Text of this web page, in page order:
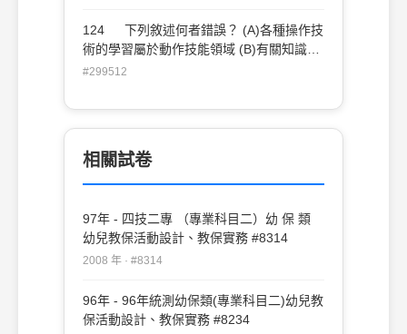
124 下列敘述何者錯誤？ (A)各種操作技
術的學習屬於動作技能領域 (B)有關知識概
念的學習屬於情意領域 (C)有關情意、習
概念的學習屬於認知領域。
#299512
相關試卷
97年 - 四技二專 （專業科目二）幼 保 類
幼兒教保活動設計、教保實務 #8314
2008 年 · #8314
96年 - 96年統測幼保類(專業科目二)幼兒教
保活動設計、教保實務 #8234